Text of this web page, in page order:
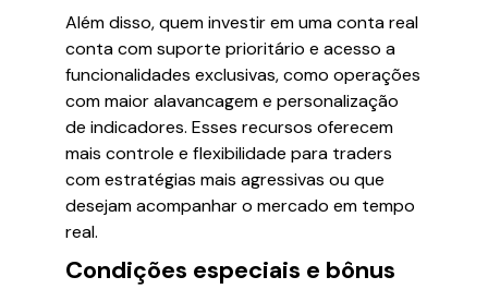
Além disso, quem investir em uma conta real
conta com suporte prioritário e acesso a
funcionalidades exclusivas, como operações
com maior alavancagem e personalização
de indicadores. Esses recursos oferecem
mais controle e flexibilidade para traders
com estratégias mais agressivas ou que
desejam acompanhar o mercado em tempo
real.
Condições especiais e bônus